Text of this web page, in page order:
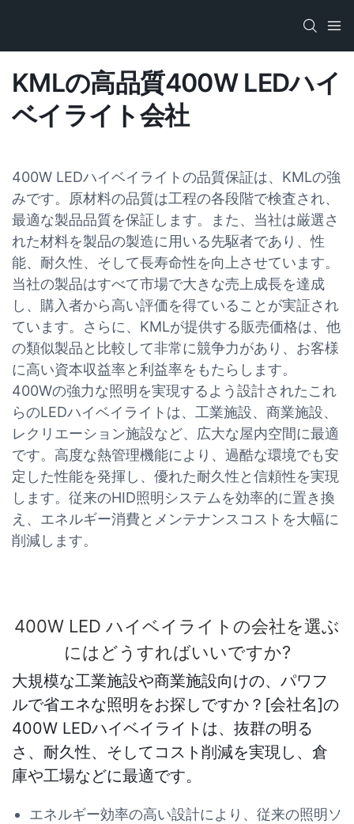
KMLの高品質400W LEDハイ
ベイライト会社
400W LEDハイベイライトの品質保証は、KMLの強
みです。原材料の品質は工程の各段階で検査され、
最適な製品品質を保証します。また、当社は厳選さ
れた材料を製品の製造に用いる先駆者であり、性
能、耐久性、そして長寿命性を向上させています。
当社の製品はすべて市場で大きな売上成長を達成
し、購入者から高い評価を得ていることが実証され
ています。さらに、KMLが提供する販売価格は、他
の類似製品と比較して非常に競争力があり、お客様
に高い資本収益率と利益率をもたらします。
400Wの強力な照明を実現するよう設計されたこれ
らのLEDハイベイライトは、工業施設、商業施設、
レクリエーション施設など、広大な屋内空間に最適
です。高度な熱管理機能により、過酷な環境でも安
定した性能を発揮し、優れた耐久性と信頼性を実現
します。従来のHID照明システムを効率的に置き換
え、エネルギー消費とメンテナンスコストを大幅に
削減します。
400W LED ハイベイライトの会社を選ぶ
にはどうすればいいですか?
大規模な工業施設や商業施設向けの、パワフ
ルで省エネな照明をお探しですか？[会社名]の
400W LEDハイベイライトは、抜群の明る
さ、耐久性、そしてコスト削減を実現し、倉
庫や工場などに最適です。
エネルギー効率の高い設計により、従来の照明ソ